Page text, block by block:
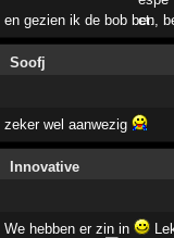
en gezien ik de bob ben,
Soofj
zeker wel aanwezig
Innovative
We hebben er zin in